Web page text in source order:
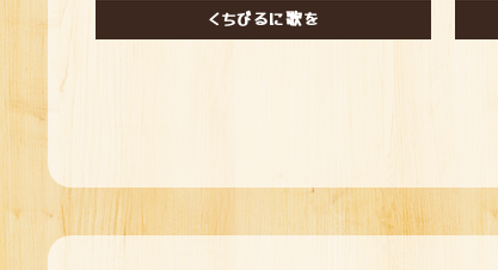
くちびるに歌を